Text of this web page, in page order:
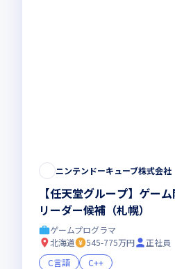
ニンテンドーキューブ株式会社
【任天堂グループ】ゲー
リーダー候補（札幌）
ゲームプログラマ
北海道
545-775万円
正社員
C言語
C++